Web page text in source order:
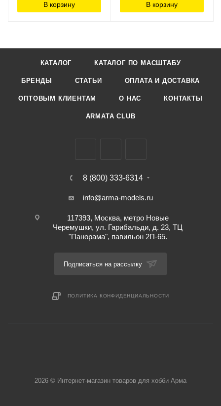
В корзину В корзину
КАТАЛОГ КАТАЛОГ ПО МАСШТАБУ
БРЕНДЫ СТАТЬИ ОПЛАТА И ДОСТАВКА
ОПТОВЫМ КЛИЕНТАМ О НАС КОНТАКТЫ
ARMATA CLUB
8 (800) 333-6314
info@arma-models.ru
117393, Москва, метро Новые
Черемушки, ул. Гарибальди, д. 23, ТЦ
"Панорама", павильон 2П-65.
Подписаться на рассылку
ПОЛИТИКА КОНФИДЕНЦИАЛЬНОСТИ
2026 © Интернет-магазин товаров для хобби Арма